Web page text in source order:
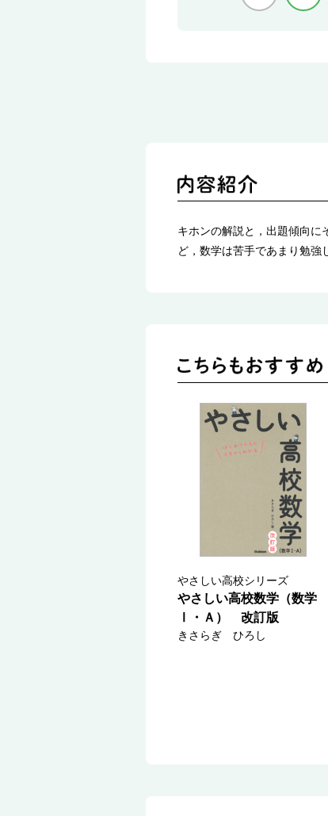
キホンの解説と，出題傾向に
ど，数学は苦手であまり勉強
やさしい高校シリーズ
やさしい高校数学（数学
Ⅰ・Ａ） 改訂版
きさらぎ ひろし